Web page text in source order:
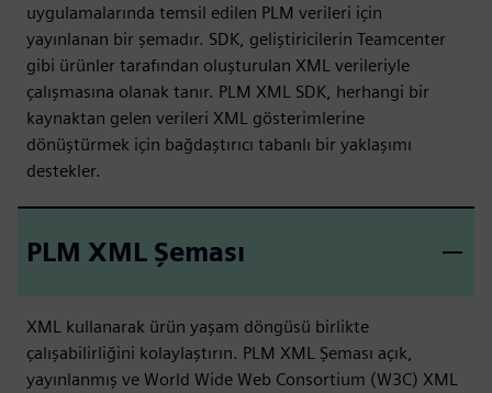
uygulamalarında temsil edilen PLM verileri için
yayınlanan bir şemadır. SDK, geliştiricilerin Teamcenter
gibi ürünler tarafından oluşturulan XML verileriyle
çalışmasına olanak tanır. PLM XML SDK, herhangi bir
kaynaktan gelen verileri XML gösterimlerine
dönüştürmek için bağdaştırıcı tabanlı bir yaklaşımı
destekler.
PLM XML Şeması
XML kullanarak ürün yaşam döngüsü birlikte
çalışabilirliğini kolaylaştırın. PLM XML Şeması açık,
yayınlanmış ve World Wide Web Consortium (W3C) XML